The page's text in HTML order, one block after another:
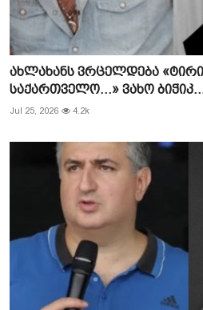
ახლახანს ვრცელდება
საქართველო…» ვახო
Jul 25, 2026 4.2k